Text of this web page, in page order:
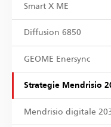
Smart X ME
Diffusion 6850
GEOME Enersync
Strategie Mendrisio
Mendrisio digitale